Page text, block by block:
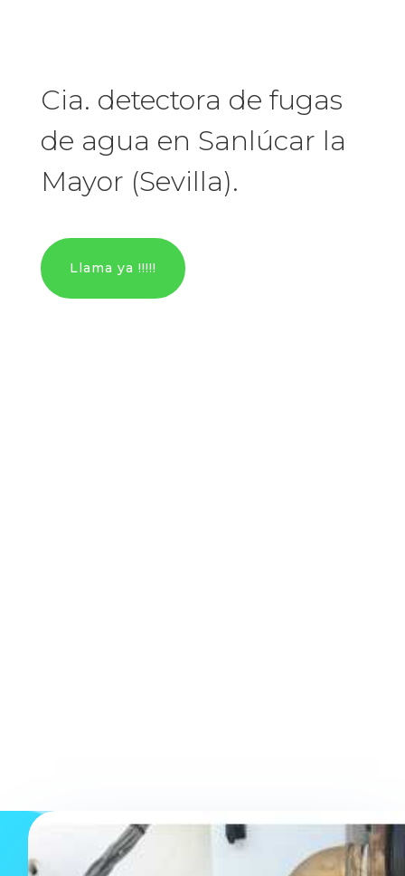
Cia. detectora de fugas
de agua en Sanlúcar la
Mayor (Sevilla).
Llama ya !!!!!